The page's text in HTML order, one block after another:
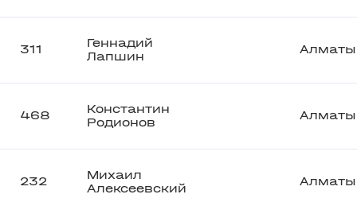
311
Геннадий
Лапшин
Алматы
468
Константин
Родионов
Алматы
232
Михаил
Алексеевский
Алматы